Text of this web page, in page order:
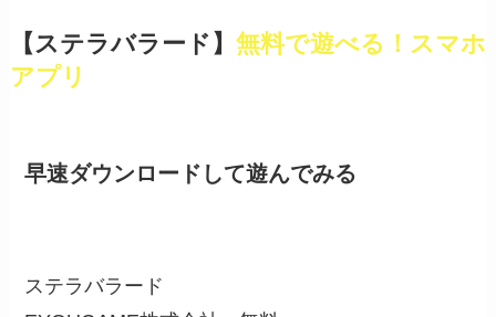
【ステラバラード】 無料で遊べる！スマホ
アプリ
早速ダウンロードして遊んでみる
ステラバラード